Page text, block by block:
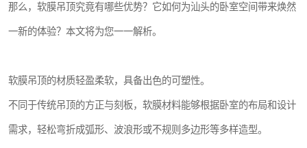
那么，软膜吊顶究竟有哪些优势？它如何为汕头的卧室空间带来焕然
一新的体验？本文将为您一一解析。
软膜吊顶的材质轻盈柔软，具备出色的可塑性。
不同于传统吊顶的方正与刻板，软膜材料能够根据卧室的布局和设计
需求，轻松弯折成弧形、波浪形或不规则多边形等多样造型。